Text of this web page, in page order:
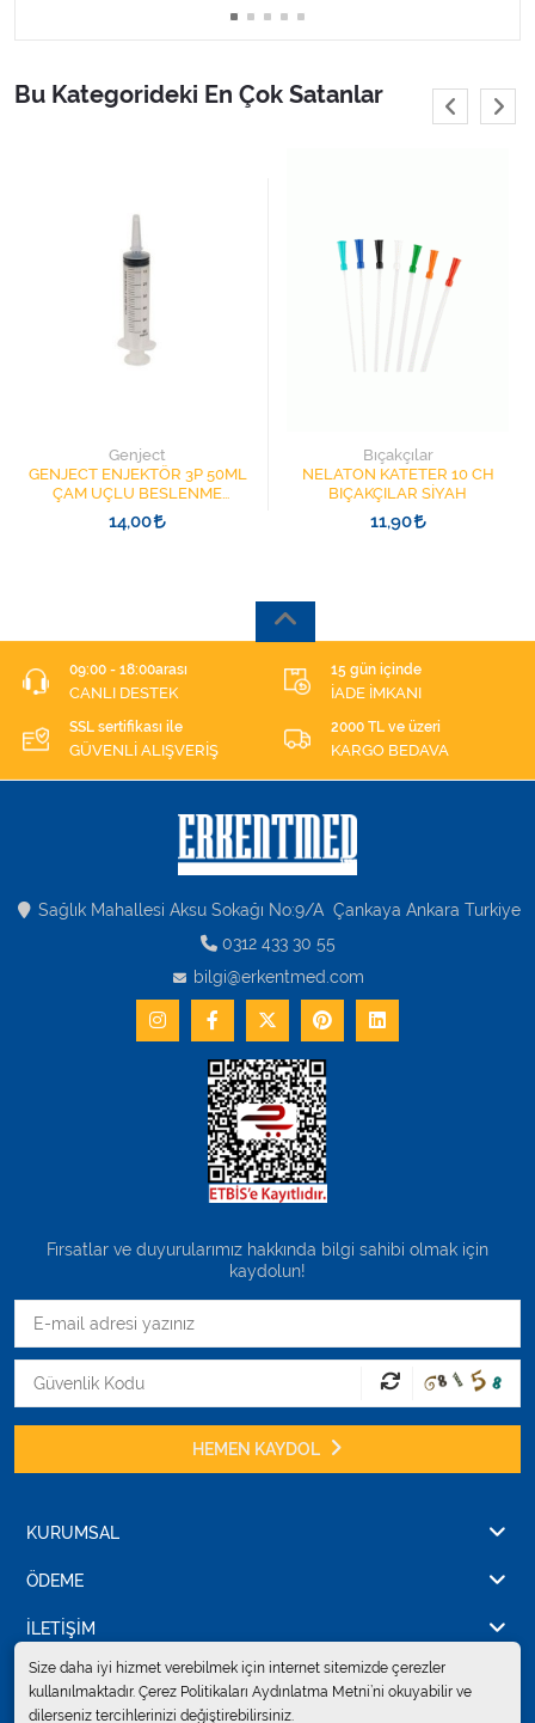
Bu Kategorideki En Çok Satanlar
Genject
GENJECT ENJEKTÖR 3P 50ML
ÇAM UÇLU BESLENME
ŞIRINGASI 1852412 KATATER
UÇLU
14,00
Bıçakçılar
NELATON KATETER 10 CH
BIÇAKÇILAR SİYAH
11,90
09:00 - 18:00arası
CANLI DESTEK
15 gün içinde
İADE İMKANI
SSL sertifikası ile
GÜVENLİ ALIŞVERİŞ
2000 TL ve üzeri
KARGO BEDAVA
Sağlık Mahallesi Aksu Sokağı No:9/A Çankaya Ankara Turkiye
0312 433 30 55
bilgi@erkentmed.com
Fırsatlar ve duyurularımız hakkında bilgi sahibi olmak için
kaydolun!
HEMEN KAYDOL
KURUMSAL
ÖDEME
İLETİŞİM
Size daha iyi hizmet verebilmek için internet sitemizde çerezler
kullanılmaktadır. Çerez Politikaları Aydınlatma Metni’ni okuyabilir ve
dilerseniz tercihlerinizi değiştirebilirsiniz.